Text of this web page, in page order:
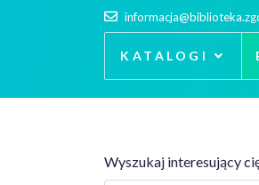
KATALOGI
Wyszukaj interesujący